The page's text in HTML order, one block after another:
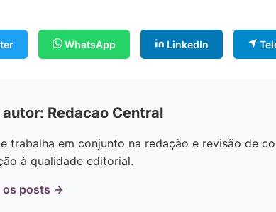
WhatsApp LinkedIn
autor: Redacao Central
trabalha em conjunto na redação e revisão de
à qualidade editorial.
os posts →